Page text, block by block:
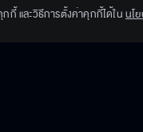
กี้ และวิธีการตั้งค่าคุกกี้ได้ใน นโ